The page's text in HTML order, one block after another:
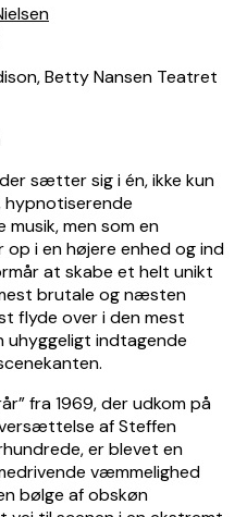
sætter sig i én, ikke kun
hypnotiserende
men som en
op i en højere enhed og ind
at skabe et helt unikt
brutale og næsten
flyde over i den mest
uhyggeligt indtagende
fra 1969, der udkom på
af Steffen
er blevet en
væmmelighed
bølge af obskøn